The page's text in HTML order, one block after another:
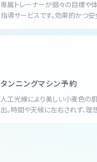
専属トレーナーが個々の目標や
指導サービスです。効果的かつ
タンニングマシン予約
人工光線により美しい小麦色の
出。時間や天候に左右されず、理